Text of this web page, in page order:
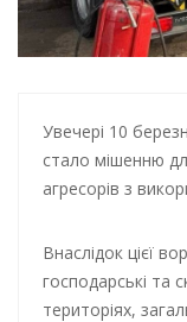
Увечері 10
стало мішенню
агресорів з
Внаслідок цієї
господарські та
територіях,